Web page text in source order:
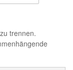
trennen.